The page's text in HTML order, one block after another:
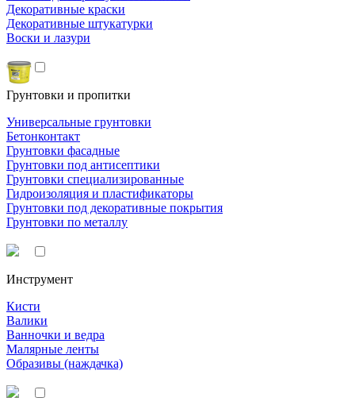
Декоративные краски
Декоративные штукатурки
Воски и лазури
Грунтовки и пропитки
Универсальные грунтовки
Бетонконтакт
Грунтовки фасадные
Грунтовки под антисептики
Грунтовки специализированные
Гидроизоляция и пластификаторы
Грунтовки под декоративные покрытия
Грунтовки по металлу
Инструмент
Кисти
Валики
Ванночки и ведра
Малярные ленты
Образивы (наждачка)